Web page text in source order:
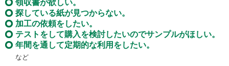
領収書が欲しい。
探している紙が見つからない。
加工の依頼をしたい。
テストをして購入を検討したいのでサンプルがほしい。
年間を通して定期的な利用をしたい。
など